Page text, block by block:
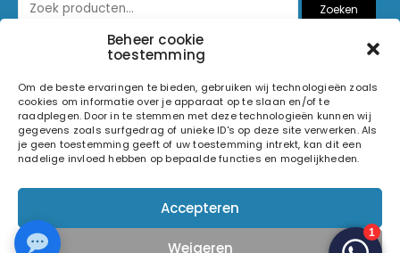
Beheer cookie
toestemming
Om de beste ervaringen te bieden, gebruiken wij technologieën zoals
cookies om informatie over je apparaat op te slaan en/of te
raadplegen. Door in te stemmen met deze technologieën kunnen wij
gegevens zoals surfgedrag of unieke ID's op deze site verwerken. Als
je geen toestemming geeft of uw toestemming intrekt, kan dit een
nadelige invloed hebben op bepaalde functies en mogelijkheden.
Accepteren
Weigeren
Zoeken
© 2026 Light and Sound Factory. Alle rechten voorbehouden.